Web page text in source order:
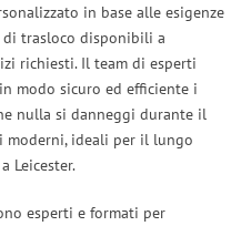
in base alle esigenze
trasloco disponibili a
richiesti. Il team di esperti
modo sicuro ed efficiente i
nulla si danneggi durante il
moderni, ideali per il lungo
Leicester.
esperti e formati per